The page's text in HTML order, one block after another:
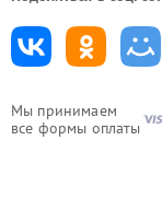
Мы принимаем
все формы оплаты